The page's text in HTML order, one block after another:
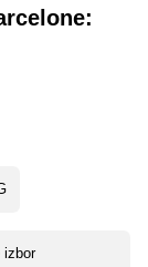
izbor